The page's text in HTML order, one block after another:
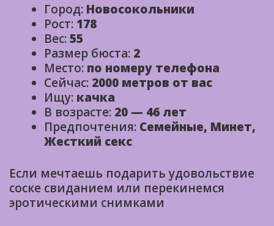
Город: Новосокольники
Рост: 178
Вес:55
Размер бюста: 2
Место: по номеру телефона
Сейчас: 2000 метров от вас
Ищу: качка
В возрасте: 20 — 46 лет
Предпочтения: Семейные, Минет,
Жесткий секс
Если мечтаешь подарить удовольствие
соске свиданием или перекинемся
эротическими снимками